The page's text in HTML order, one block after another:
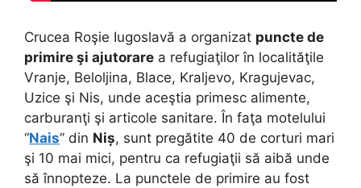
Crucea Roşie Iugoslavă a organizat puncte de
primire şi ajutorare a refugiaţilor în localităţile
Vranje, Beloljina, Blace, Kraljevo, Kragujevac,
Uzice şi Nis, unde aceştia primesc alimente,
carburanţi şi articole sanitare. În faţa motelului
“Nais” din Niș, sunt pregătite 40 de corturi mari
şi 10 mai mici, pentru ca refugiaţii să aibă unde
să înnopteze. La punctele de primire au fost